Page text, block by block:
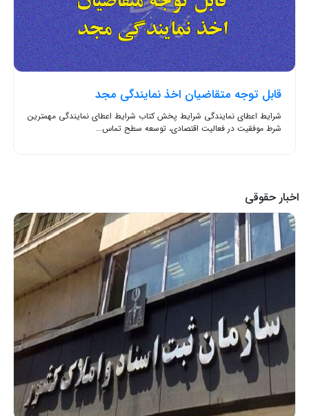
قابل توجه متقاضیان اخذ نمایندگی مجد
شرایط اعطای نمایندگی شرایط پخش کتاب شرایط اعطای نمایندگی مهمترین
شرط موفقیت در فعالیت اقتصادی، توسعه سطح تماس...
اخبار حقوقی